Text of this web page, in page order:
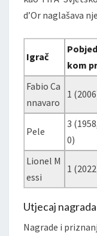
d’Or naglašava
Igrač
kom
Fabio Ca
nnavaro
1
Pele
3
0)
Lionel M
essi
1
Utjecaj
Nagrade i